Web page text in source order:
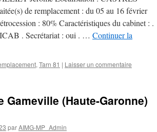
de remplacement : du 05 au 16 février
: 80% Caractéristiques du cabinet : .
. Secrétariat : oui . … Continuer la
, Tarn 81 | Laisser un commentaire
Gameville (Haute-Garonne)
parAIMG-MP_Admin